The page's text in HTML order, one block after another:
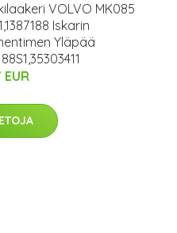
VOLVO MK085
Iskarin
Yläpää
EUR